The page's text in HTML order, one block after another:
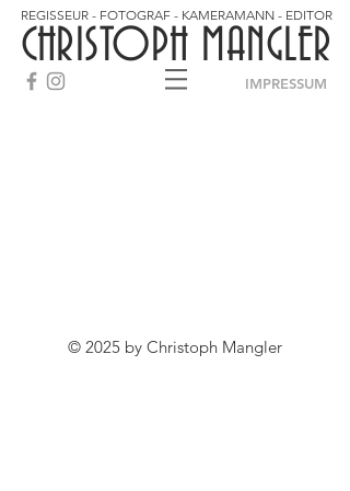
REGISSEUR - FOTOGRAF - KAMERAMANN - EDITOR
CHRISTOPH MANGLER
IMPRESSUM
© 2025 by Christoph Mangler